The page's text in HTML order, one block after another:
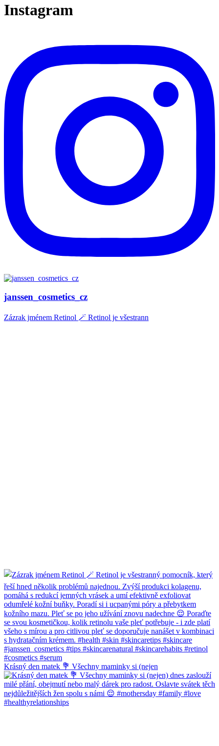
Instagram
janssen_cosmetics_cz
Zázrak jménem Retinol 🪄 Retinol je všestrann
Krásný den matek 💐 Všechny maminky si (nejen